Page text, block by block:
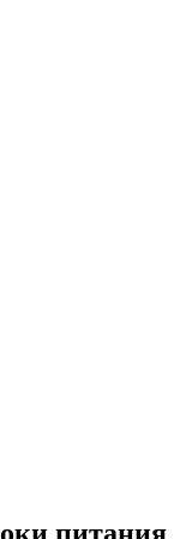
питания